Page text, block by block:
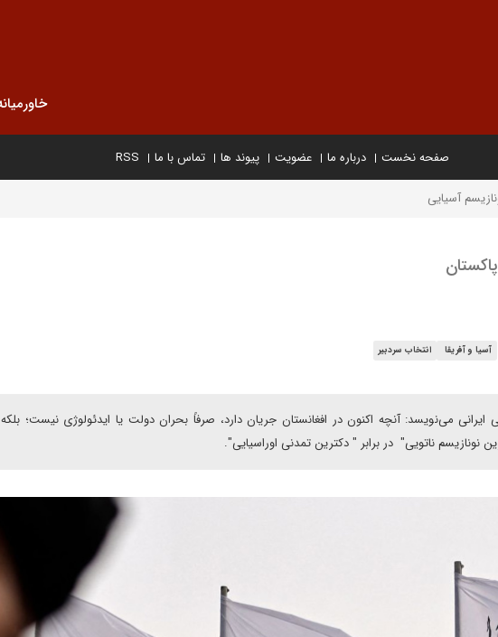
صفحه نخست درباره ما عضویت پیوند ها تماس با ما RSS
آسیایی
آسیا و آفریقا انتخاب سردبیر
ایرانی می‌نویسد: آنچه اکنون در افغانستان جریان دارد، صرفاً بحران دولت یا ایدئولوژی نیست؛
ناتویی" در برابر " دکترین تمدنی اوراسیایی".